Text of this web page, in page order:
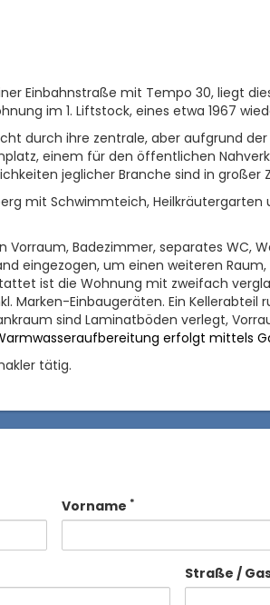
Einbahnstraße mit Tempo 30, liegt
im 1. Liftstock, eines etwa 1967
durch ihre zentrale, aber aufgrund
einem für den öffentlichen
jeglicher Branche sind in großer
mit Schwimmteich,
Vorraum, Badezimmer, separates WC,
eingezogen, um einen weiteren
ist die Wohnung mit zweifach
Marken-Einbaugeräten. Ein
sind Laminatböden verlegt,
erfolgt mittels
tätig.
Vorname *
Straße /